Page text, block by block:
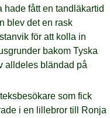
hade fått en tandläkartid
blev det en rask
för att kolla in
bakom Tyska
alldeles bländad på
som fick
i en lillebror till Ronja